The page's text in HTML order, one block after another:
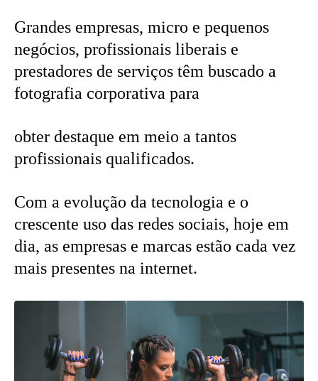
Grandes empresas, micro e pequenos
negócios, profissionais liberais e
prestadores de serviços têm buscado a
fotografia corporativa para
obter destaque em meio a tantos
profissionais qualificados.
Com a evolução da tecnologia e o
crescente uso das redes sociais, hoje em
dia, as empresas e marcas estão cada vez
mais presentes na internet.